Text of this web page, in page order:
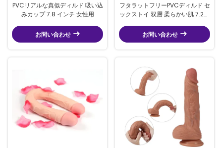
PVCリアルな真似ディルド 吸い込
みカップ 7.8 インチ 女性用
お問い合わせ
フタラットフリーPVCディルド セ
ックストイ 双層 柔らかい肌 7.2イ
お問い合わせ